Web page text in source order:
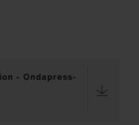
- Ondapress-